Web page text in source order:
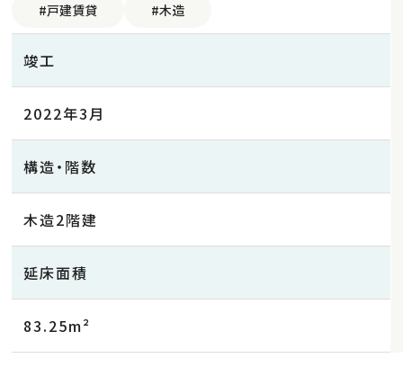
竣工
2022年3月
構造・階数
木造2階建
延床面積
83.25m²
#戸建賃貸 #木造